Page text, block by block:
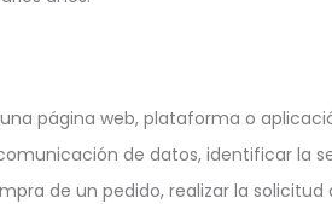
página web, plataforma o
de datos, identificar la
de un pedido, realizar la